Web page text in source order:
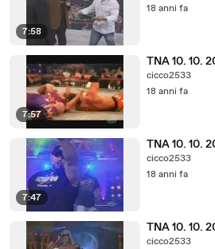
7:58
18 anni fa
7:57
cicco2533
18 anni fa
7:47
cicco2533
18 anni fa
cicco2533